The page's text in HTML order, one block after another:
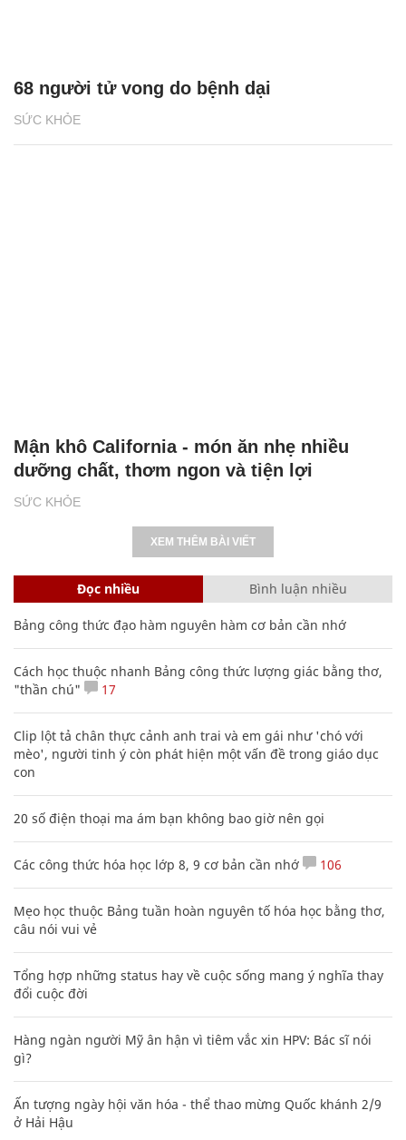
SỨC KHỎE
68 người tử vong do bệnh dại
SỨC KHỎE
Mận khô California - món ăn nhẹ nhiều
dưỡng chất, thơm ngon và tiện lợi
XEM THÊM BÀI VIẾT
Đọc nhiều Bình luận nhiều
Bảng công thức đạo hàm nguyên hàm cơ bản cần nhớ
Cách học thuộc nhanh Bảng công thức lượng giác bằng thơ,
"thần chú"
17
Clip lột tả chân thực cảnh anh trai và em gái như 'chó với
mèo', người tinh ý còn phát hiện một vấn đề trong giáo dục
con
20 số điện thoại ma ám bạn không bao giờ nên gọi
Các công thức hóa học lớp 8, 9 cơ bản cần nhớ 106
Mẹo học thuộc Bảng tuần hoàn nguyên tố hóa học bằng thơ,
câu nói vui vẻ
Tổng hợp những status hay về cuộc sống mang ý nghĩa thay
đổi cuộc đời
Hàng ngàn người Mỹ ân hận vì tiêm vắc xin HPV: Bác sĩ nói
gì?
Ấn tượng ngày hội văn hóa - thể thao mừng Quốc khánh 2/9
ở Hải Hậu